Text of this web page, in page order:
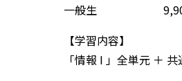
一般生 9,900
【学習内容】
「情報 I 」全単元 ＋